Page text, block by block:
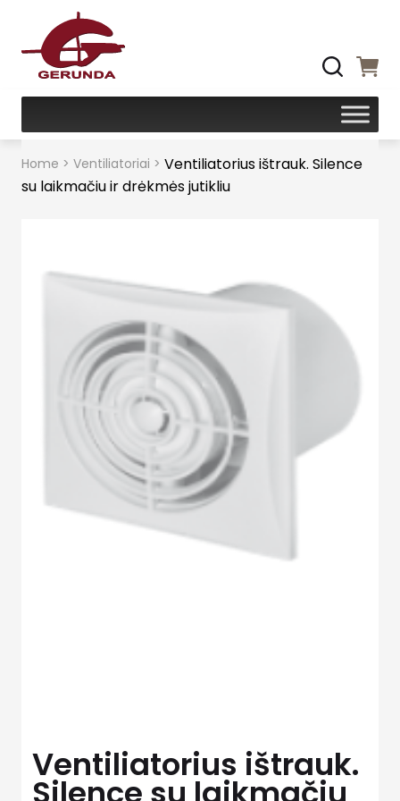
Home > Ventiliatoriai > Ventiliatorius ištrauk. Silence
su laikmačiu ir drėkmės jutikliu
Ventiliatorius ištrauk.